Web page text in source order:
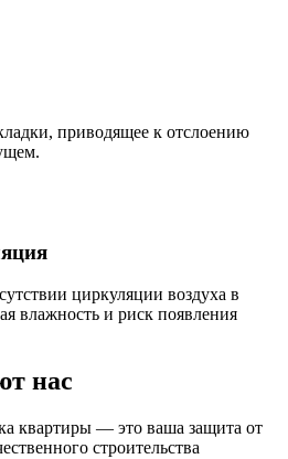
приводящее к отслоению
циркуляции воздуха в
влажность и риск появления
нас
квартиры — это ваша защита от
строительства